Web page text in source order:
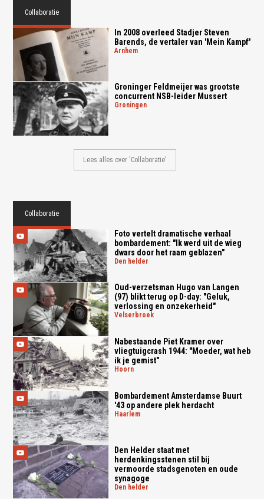
Collaboratie
In 2008 overleed Stadjer Steven
Barends, de vertaler van 'Mein Kampf'
arnhem
Groninger Feldmeijer was grootste
concurrent NSB-leider Mussert
groningen
Lees alles over 'Collaboratie'
Collaboratie
Foto vertelt dramatische verhaal
bombardement: "Ik werd uit de wieg
dwars door het raam geblazen"
den helder
Oud-verzetsman Hugo van Langen
(97) blikt terug op D-day: "Geluk,
verlossing en onzekerheid"
velserbroek
Nabestaande Piet Kramer over
vliegtuigcrash 1944: "Moeder, wat heb
ik je gemist"
hoorn
Bombardement Amsterdamse Buurt
'43 op andere plek herdacht
haarlem
Den Helder staat met
herdenkingsstenen stil bij
vermoorde stadsgenoten en oude
synagoge
den helder